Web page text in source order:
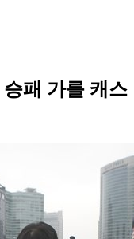
패 가를 캐스